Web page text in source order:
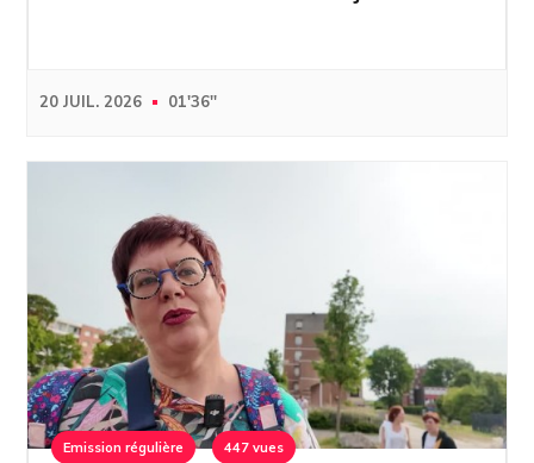
20 JUIL. 2026 01'36''
Emission régulière 447 vues